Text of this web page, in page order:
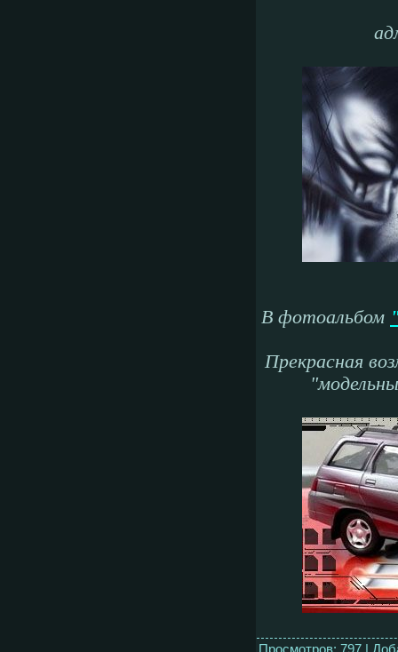
В фотоальбом
Прекрасная
Просмотров: 797 |